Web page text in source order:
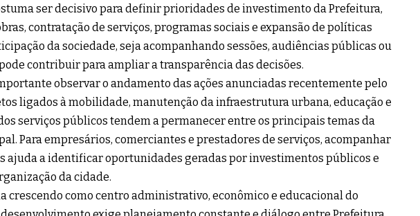
ser decisivo para definir prioridades de investimento da Prefeitura,
contratação de serviços, programas sociais e expansão de políticas
da sociedade, seja acompanhando sessões, audiências públicas ou
contribuir para ampliar a transparência das decisões.
observar o andamento das ações anunciadas recentemente pelo
ligados à mobilidade, manutenção da infraestrutura urbana, educação e
serviços públicos tendem a permanecer entre os principais temas da
Para empresários, comerciantes e prestadores de serviços, acompanhar
ajuda a identificar oportunidades geradas por investimentos públicos e
da cidade.
crescendo como centro administrativo, econômico e educacional do